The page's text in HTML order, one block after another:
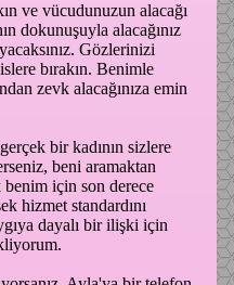
ve vücudunuzun alacağı
dokunuşuyla alacağınız
Gözlerinizi
bırakın. Benimle
zevk alacağınıza emin
bir kadının sizlere
beni aramaktan
için son derece
hizmet standardını
dayalı bir ilişki için